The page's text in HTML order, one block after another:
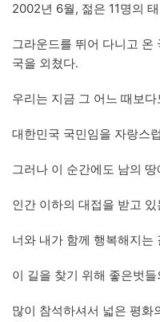
2002년 6월, 젊은 11명의
그라운드를 뛰어 다니고 온
국을 외쳤다.
우리는 지금 그 어느 때보
대한민국 국민임을 자랑스
그러나 이 순간에도 남의
인간 이하의 대접을 받고
너와 내가 함께 행복해지는
이 길을 찾기 위해 좋은벗
많이 참석하셔서 넓은 평화